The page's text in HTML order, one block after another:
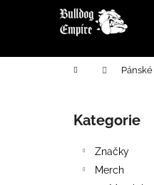
Domů
Přeskočit
kategorie
Kategorie
Značky
Merch
í
Zpět
do
Zpět
do